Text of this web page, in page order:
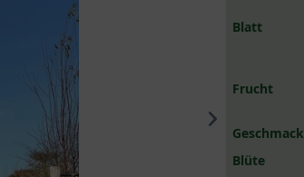
Blatt
Frucht
Geschmack
Blüte